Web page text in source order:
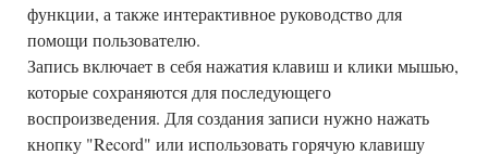
функции, а также интерактивное руководство для
помощи пользователю.
Запись включает в себя нажатия клавиш и клики мышью,
которые сохраняются для последующего
воспроизведения. Для создания записи нужно нажать
кнопку "Record" или использовать горячую клавишу